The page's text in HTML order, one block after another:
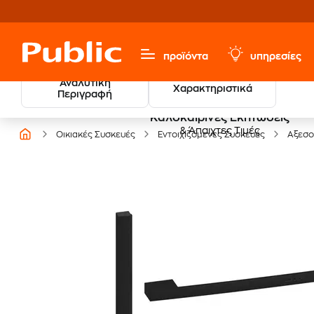
προϊόντα υπηρεσίες
Αναλυτική
Περιγραφή
Χαρακτηριστικά
Καλοκαιρινές Εκπτώσεις
& Άπαιχτες Τιμές
Οικιακές Συσκευές Εντοιχιζόμενες Συσκευές